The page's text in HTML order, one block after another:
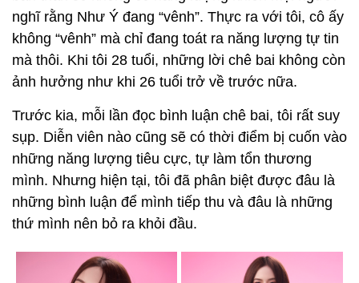
nghĩ rằng Như Ý đang “vênh”. Thực ra với tôi, cô ấy
không “vênh” mà chỉ đang toát ra năng lượng tự tin
mà thôi. Khi tôi 28 tuổi, những lời chê bai không còn
ảnh hưởng như khi 26 tuổi trở về trước nữa.
Trước kia, mỗi lần đọc bình luận chê bai, tôi rất suy
sụp. Diễn viên nào cũng sẽ có thời điểm bị cuốn vào
những năng lượng tiêu cực, tự làm tổn thương
mình. Nhưng hiện tại, tôi đã phân biệt được đâu là
những bình luận để mình tiếp thu và đâu là những
thứ mình nên bỏ ra khỏi đầu.